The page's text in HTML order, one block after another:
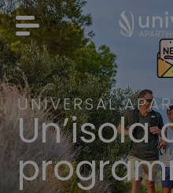
UNIVERSAL
Un’isola